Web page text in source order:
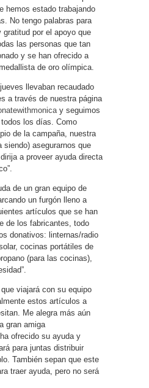
hemos estado trabajando
No tengo palabras para
por el apoyo que
las personas que tan
y se han ofrecido a
de oro olímpica.
llevaban recaudado
a través de nuestra página
y seguimos
los días. Como
de la campaña, nuestra
siendo) asegurarnos que
a proveer ayuda directa
de un gran equipo de
un furgón lleno a
artículos que se han
de los fabricantes, todo
donativos: linternas/radio
cocinas portátiles de
(para las cocinas),
viajará con su equipo
estos artículos a
Me alegra más aún
gran amiga
ofrecido su ayuda y
para juntas distribuir
También sepan que este
traer ayuda, pero no será